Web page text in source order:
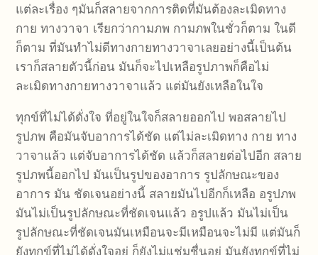
แต่ละเรื่อง ๆมันก็สลายจากการติดที่มันต้องละเมิดทาง
กาย ทางวาจา เรียกว่ากามภพ กามภพในชั่วก็ตาม ในดี
ก็ตาม ที่มันทำไม่ดีทางกายทางวาจาเลยอย่างนี้เป็นต้น
เราก็สลายตัวนี้ก่อน มันก็จะไปเหลือรูปภาพก็คือไม่
ละเมิดทางกายทางวาจาแล้ว แต่มันยังเหลือในใจ
ทุกข์ที่ไม่ได้ดั่งใจ ที่อยู่ในใจก็สลายออกไป พอสลายไป
รูปภพ คือมันจับอาการได้ชัด แต่ไม่ละเมิดทาง กาย ทาง
วาจาแล้ว แต่จับอาการได้ชัด แล้วก็สลายต่อไปอีก สลาย
รูปภพนี้ออกไป มันเป็นรูปของอาการ รูปลักษณะของ
อาการ มัน ชัดเจนอย่างนี้ สลายมันไปอีกก็เหลือ อรูปภพ
มันไม่เป็นรูปลักษณะที่ชัดเจนแล้ว อรูปแล้ว มันไม่เป็น
รูปลักษณะที่ชัดเจนมันเหมือนจะมีเหมือนจะไม่มี แต่มันก็
ยังทุกข์ที่ไม่ได้ดั่งใจอยู่ ก็ยังไม่แช่มชื่นอยู่ มันยังทุกข์ที่ไม่